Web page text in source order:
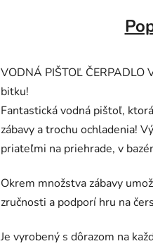
VODNÁ PIŠTOĽ ČERPADLO
bitku!
Fantastická vodná pištoľ,
zábavy a trochu ochladenia!
priateľmi na priehrade, v
Okrem množstva zábavy
zručnosti a podporí hru na
Je vyrobený s dôrazom na